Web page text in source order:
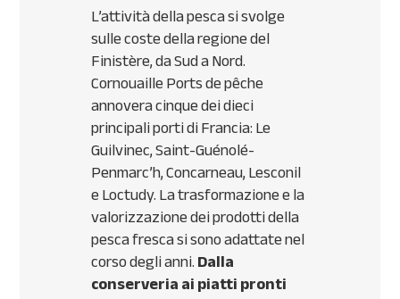
L’attività della pesca si svolge
sulle coste della regione del
Finistère, da Sud a Nord.
Cornouaille Ports de pêche
annovera cinque dei dieci
principali porti di Francia: Le
Guilvinec, Saint-Guénolé-
Penmarc’h, Concarneau, Lesconil
e Loctudy. La trasformazione e la
valorizzazione dei prodotti della
pesca fresca si sono adattate nel
corso degli anni.Dalla
conserveria ai piatti pronti